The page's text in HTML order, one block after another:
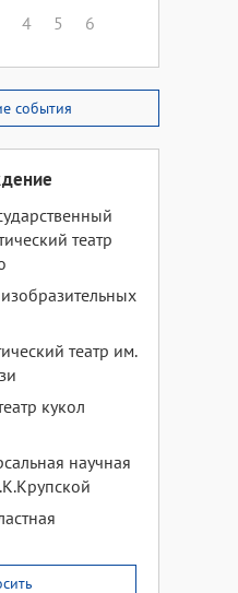
4 5 6
события
театр
театр им.
кукол
научная